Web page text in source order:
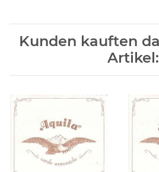
Kunden kauften
Artikel: